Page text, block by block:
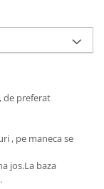
de preferat
, pe maneca se
jos.La baza